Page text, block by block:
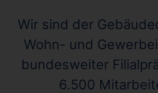
Wir sind der
Wohn- und
bundesweiter
6.500